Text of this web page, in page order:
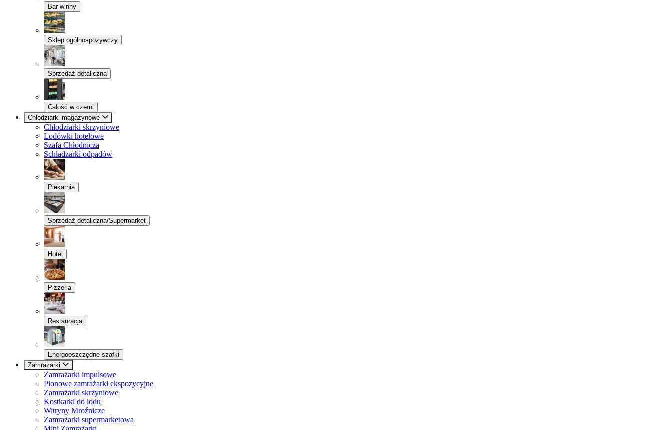
Bar winny
Sklep ogólnospożywczy
Sprzedaż detaliczna
Całość w czerni
Chłodziarki magazynowe
Chłodziarki skrzyniowe
Lodówki hotelowe
Szafa Chłodnicza
Schładzarki odpadów
Piekarnia
Sprzedaż detaliczna/Supermarket
Hotel
Pizzeria
Restauracja
Energooszczędne szafki
Zamrażarki
Zamrażarki impulsowe
Pionowe zamrażarki ekspozycyjne
Zamrażarki skrzyniowe
Kostkarki do lodu
Witryny Mroźnicze
Zamrażarki supermarketowa